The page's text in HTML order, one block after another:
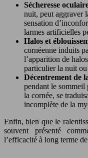
Sécheresse
nuit, peut aggraver
sensation
larmes artificielles
Halos et
cornéenne induits
l’apparition de
particulier la nuit ou
Décentrement de
pendant le sommeil
la cornée, se
incomplète de la
Enfin, bien que le
souvent présenté
l’efficacité à long terme